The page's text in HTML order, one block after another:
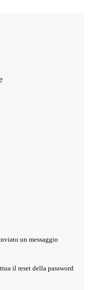
un messaggio
il reset della password